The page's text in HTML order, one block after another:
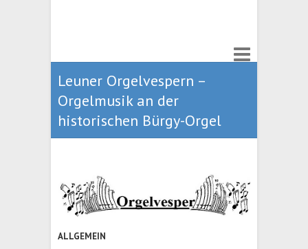
Leuner Orgelvespern –
Orgelmusik an der
historischen Bürgy-Orgel
ALLGEMEIN